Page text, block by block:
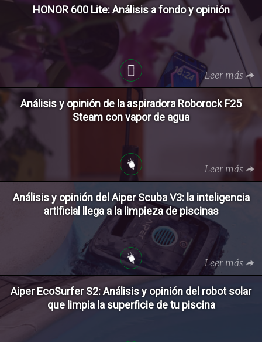
HONOR 600 Lite: Análisis a fondo y opinión
Leer más
Análisis y opinión de la aspiradora Roborock F25
Steam con vapor de agua
Leer más
Análisis y opinión del Aiper Scuba V3: la inteligencia
artificial llega a la limpieza de piscinas
Leer más
Aiper EcoSurfer S2: Análisis y opinión del robot solar
que limpia la superficie de tu piscina